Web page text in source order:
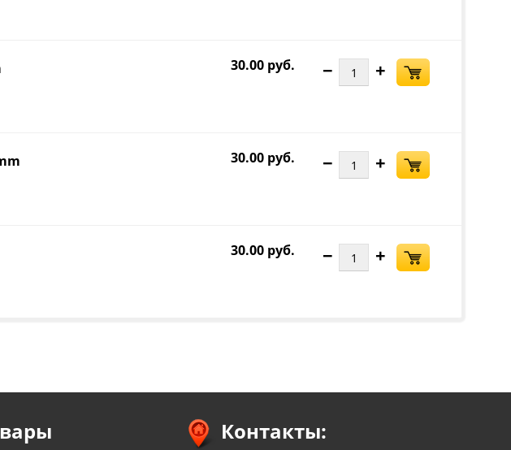
− +
30.00 руб.
− +
30.00 руб.
− +
30.00 руб.
Контакты: